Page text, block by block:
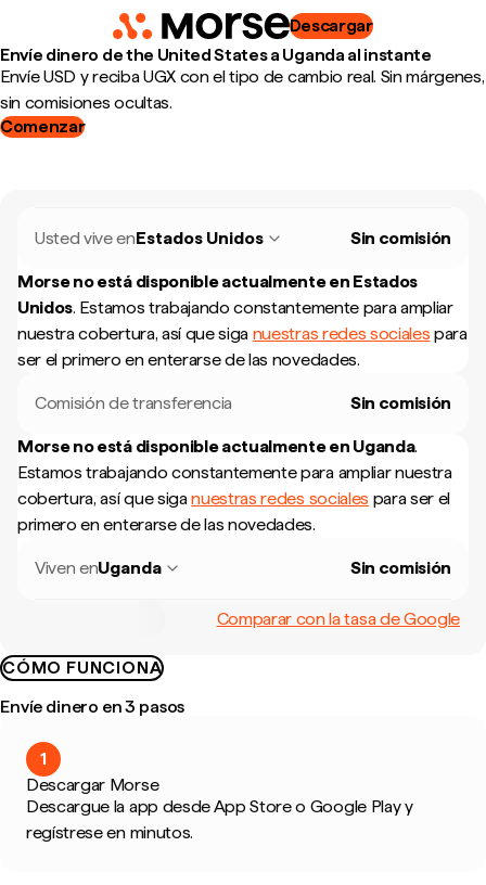
Descargar
Envíe dinero de the United States a Uganda al instante
Envíe USD y reciba UGX con el tipo de cambio real. Sin márgenes,
sin comisiones ocultas.
Comenzar
Usted vive enEstados Unidos Sin comisión
Morse no está disponible actualmente en Estados
Unidos. Estamos trabajando constantemente para ampliar
nuestra cobertura, así que siga nuestras redes sociales para
ser el primero en enterarse de las novedades.
Comisión de transferencia Sin comisión
Morse no está disponible actualmente en Uganda.
Estamos trabajando constantemente para ampliar nuestra
cobertura, así que siganuestras redes sociales para ser el
primero en enterarse de las novedades.
Viven enUganda Sin comisión
Comparar con la tasa de Google
CÓMO FUNCIONA
Envíe dinero en 3 pasos
1
Descargar Morse
Descargue la app desde App Store o Google Play y
regístrese en minutos.